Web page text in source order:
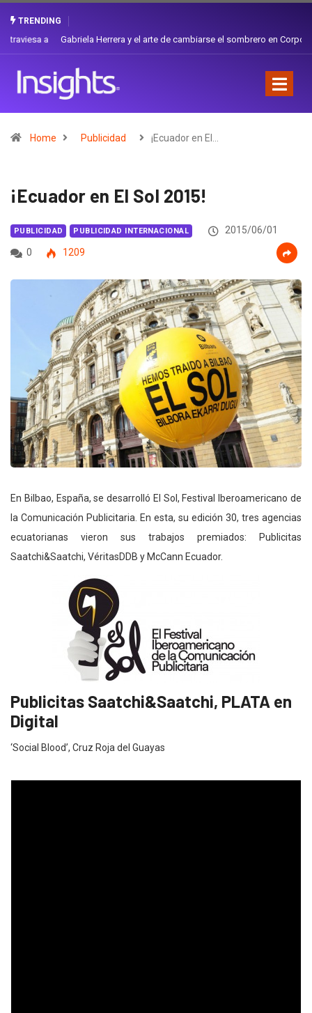
TRENDING
Gabriela Herrera y el arte de cambiarse el sombrero en Corporación
Home Publicidad ¡Ecuador en El…
¡Ecuador en El Sol 2015!
PUBLICIDAD PUBLICIDAD INTERNACIONAL
2015/06/01
0
1209
En Bilbao, España, se desarrolló El Sol, Festival Iberoamericano de
la Comunicación Publicitaria. En esta, su edición 30, tres agencias
ecuatorianas vieron sus trabajos premiados: Publicitas
Saatchi&Saatchi, VéritasDDB y McCann Ecuador.
Publicitas Saatchi&Saatchi, PLATA en
Digital
‘Social Blood’, Cruz Roja del Guayas